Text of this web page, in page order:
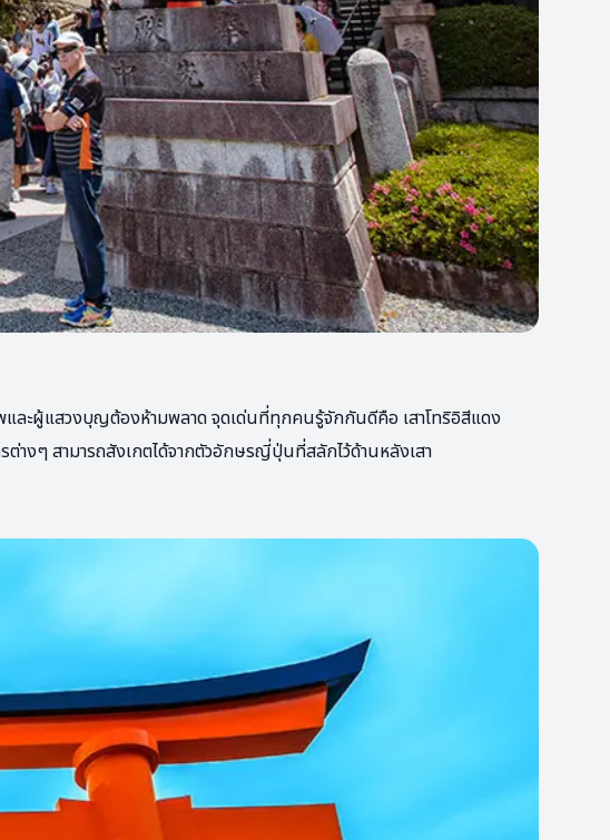
ละผู้แสวงบุญต้องห้ามพลาด จุดเด่นที่ทุกคนรู้จักกันดีคือ เสาโทริอิสีแดง
งๆ สามารถสังเกตได้จากตัวอักษรญี่ปุ่นที่สลักไว้ด้านหลังเสา